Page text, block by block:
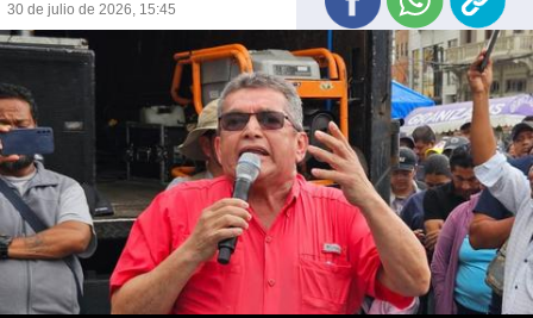
30 de julio de 2026, 15:45